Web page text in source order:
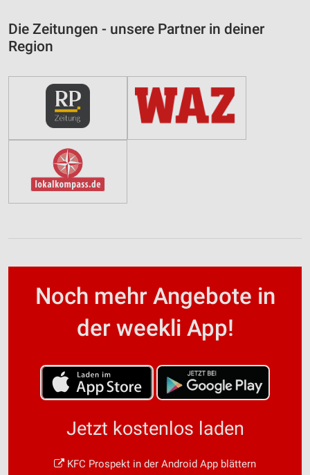
Die Zeitungen - unsere Partner in deiner
Region
Noch mehr Angebote in
der weekli App!
Jetzt kostenlos laden
KFC Prospekt in der Android App blättern